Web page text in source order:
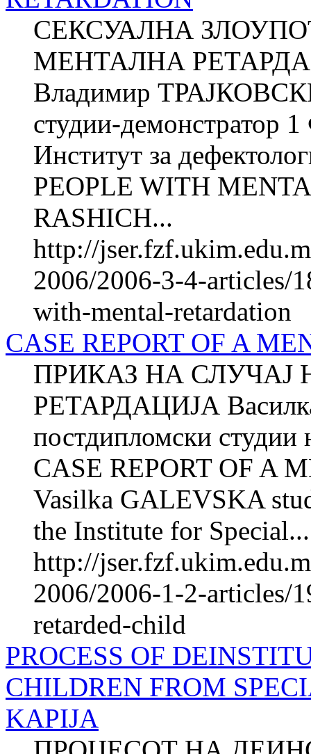
СЕКСУАЛНА
МЕНТАЛНА
Владимир
студии-демонстратор
Институт за
PEOPLE WITH
RASHICH...
http://
2006/2006-3-4-articles/
with-mental-retardation
CASE REPORT OF A
ПРИКАЗ НА
РЕТАРДАЦИЈА
постдипломски студии
CASE REPORT OF A
Vasilka GALEVSKA
the Institute for Special...
http://
2006/2006-1-2-articles/
retarded-child
PROCESS OF
CHILDREN FROM
KAPIJA